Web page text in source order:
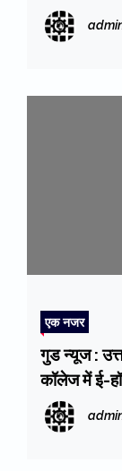
एक नजर
गुड न्यूज :
कॉलेज में ई-